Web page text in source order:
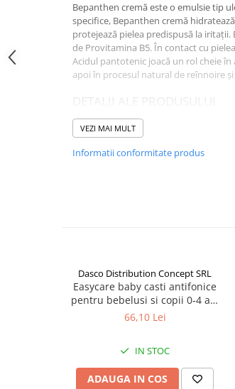
Produse tehnico-medicale
Aparatura medicala
Plasturi
Altele-Produse tehnico-medicale
Tonice sexuale
Afectiuni dermatologice
Afectiuni respiratorii
Afectiuni digestive
Afectiuni urogenitale
Bepanthen cremă este o emulsie tip
specifice, Bepanthen cremă
protejează pielea predispusă la
de Provitamina B5. În contact cu
Acidul pantotenic joacă un rol cheie
apoi în procesul natural de reînnoire
Mod de prezentare: 30 g
COMPOZITIE
Pentru îngrijirea pielii uscate sau
Prin conținutul de provitamina B5,
VEZI MAI MULT
Informatii conformitate produs
Dasco Distribution Concept SRL
Easycare baby casti antifonice
pentru bebelusi si copii 0-4 ani
(EASY00257) Zephyr Labs
66,10 Lei
IN STOC
ADAUGA IN COS